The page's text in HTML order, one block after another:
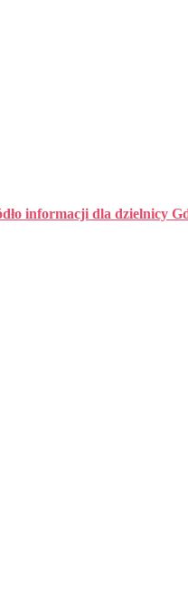
informacji dla dzielnicy